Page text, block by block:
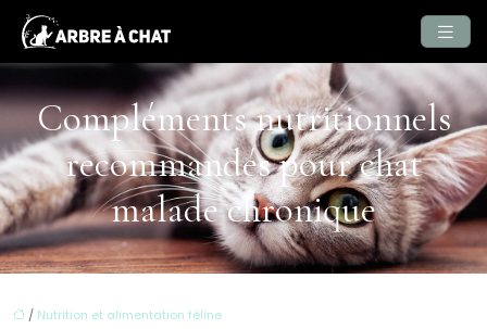
Compléments nutritionnels
recommandés pour chat
malade chronique
/ Nutrition et alimentation féline